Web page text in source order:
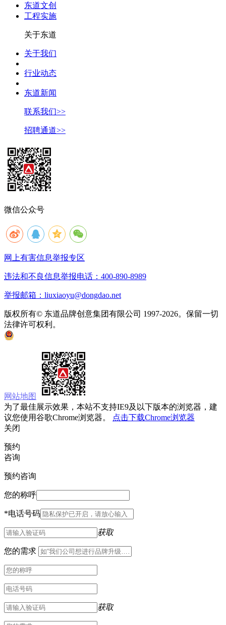
东道文创
工程实施
关于东道
关于我们
行业动态
东道新闻
联系我们>>
招聘通道>>
微信公众号
网上有害信息举报专区
违法和不良信息举报电话：400-890-8989
举报邮箱：liuxiaoyu@dongdao.net
版权所有© 东道品牌创意集团有限公司 1997-2026。保留一切
法律许可权利。
网站地图
为了最佳展示效果，本站不支持IE9及以下版本的浏览器，建
议您使用谷歌Chrome浏览器。
点击下载Chrome浏览器
关闭
预约
咨询
预约咨询
您的称呼
*电话号码
获取
您的需求
获取